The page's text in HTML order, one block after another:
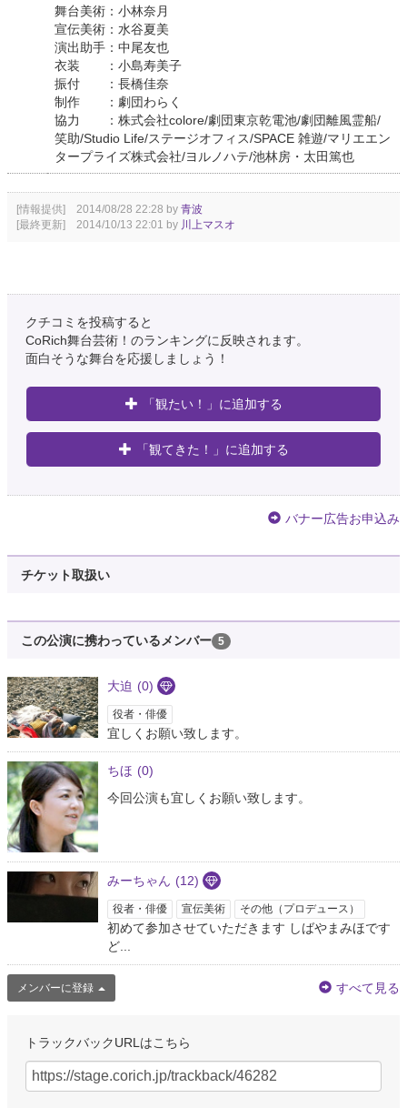
舞台美術：小林奈月
宣伝美術：水谷夏美
演出助手：中尾友也
衣装 ：小島寿美子
振付 ：長橋佳奈
制作 ：劇団わらく
協力 ：株式会社colore/劇団東京乾電池/劇団離風霊船/
笑助/Studio Life/ステージオフィス/SPACE 雑遊/マリエエン
タープライズ株式会社/ヨルノハテ/池林房・太田篤也
[情報提供] 2014/08/28 22:28 by 青波
[最終更新] 2014/10/13 22:01 by 川上マスオ
クチコミを投稿すると
CoRich舞台芸術！のランキングに反映されます。
面白そうな舞台を応援しましょう！
「観たい！」に追加する
「観てきた！」に追加する
バナー広告お申込み
チケット取扱い
この公演に携わっているメンバー 5
大迫 (0)
役者・俳優
宜しくお願い致します。
ちほ (0)
今回公演も宜しくお願い致します。
みーちゃん (12)
役者・俳優 宣伝美術 その他（プロデュース）
初めて参加させていただきます しばやまみほです
ど...
メンバーに登録 すべて見る
トラックバックURLはこちら